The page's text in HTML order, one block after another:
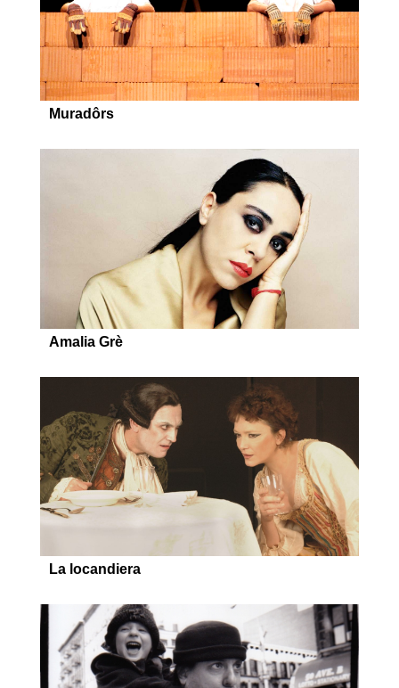
Muradôrs
Amalia Grè
La locandiera